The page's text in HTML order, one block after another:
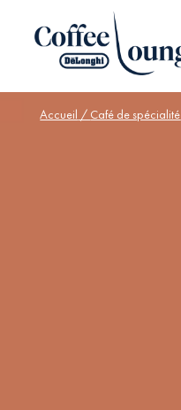
Accueil / Café de spécialité